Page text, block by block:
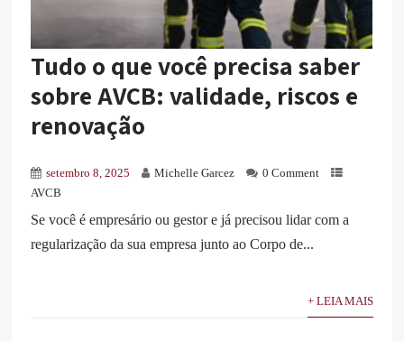
Tudo o que você precisa saber
sobre AVCB: validade, riscos e
renovação
setembro 8, 2025 Michelle Garcez
0 Comment
AVCB
Se você é empresário ou gestor e já precisou lidar com a
regularização da sua empresa junto ao Corpo de...
+ LEIA MAIS